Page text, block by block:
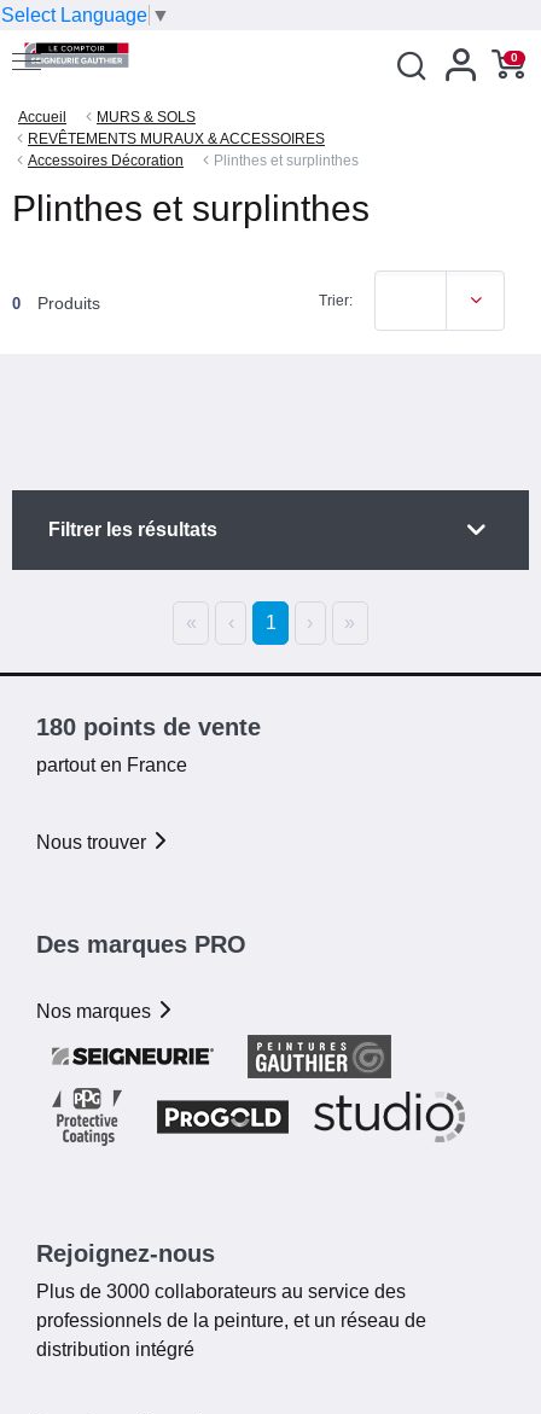
Select Language ▼
0
Accueil
MURS & SOLS
REVÊTEMENTS MURAUX & ACCESSOIRES
Accessoires Décoration
Plinthes et surplinthes
Plinthes et surplinthes
0 Produits Trier:
Filtrer les résultats
NB M2 PAR CARTON (SOLS)
FAMILLE DE COULEURS
« ‹ 1 › »
180 points de vente
partout en France
Nous trouver
Des marques PRO
Nos marques
Rejoignez-nous
Plus de 3000 collaborateurs au service des
professionnels de la peinture, et un réseau de
distribution intégré